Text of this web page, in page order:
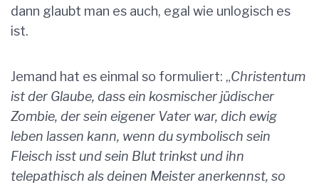
dann glaubt man es auch, egal wie unlogisch es
ist.
Jemand hat es einmal so formuliert: „Christentum
ist der Glaube, dass ein kosmischer jüdischer
Zombie, der sein eigener Vater war, dich ewig
leben lassen kann, wenn du symbolisch sein
Fleisch isst und sein Blut trinkst und ihn
telepathisch als deinen Meister anerkennst, so